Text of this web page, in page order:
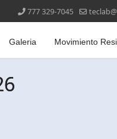
777 329-7045
Galeria Movimiento